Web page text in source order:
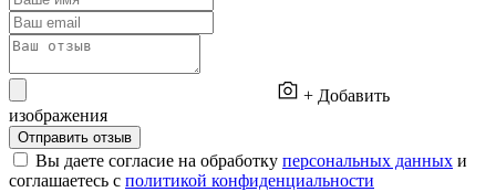
+ Добавить
изображения
Отправить отзыв
Вы даете согласие на обработку персональных данных и
соглашаетесь с политикой конфиденциальности